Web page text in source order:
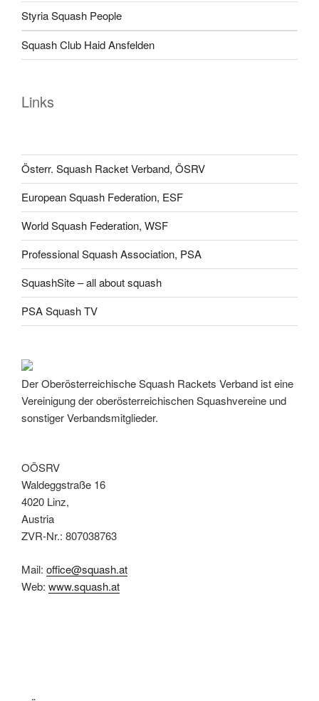
Styria Squash People
Squash Club Haid Ansfelden
Links
Österr. Squash Racket Verband, ÖSRV
European Squash Federation, ESF
World Squash Federation, WSF
Professional Squash Association, PSA
SquashSite – all about squash
PSA Squash TV
Der Oberösterreichische Squash Rackets Verband ist eine
Vereinigung der oberösterreichischen Squashvereine und
sonstiger Verbandsmitglieder.
OÖSRV
Waldeggstraße 16
4020 Linz,
Austria
ZVR-Nr.: 807038763
Mail: office@squash.at
Web: www.squash.at